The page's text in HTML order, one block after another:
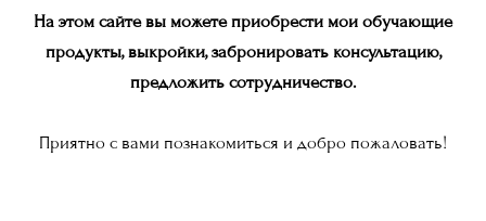
На этом сайте вы можете приобрести мои обучающие
продукты, выкройки, забронировать консультацию,
предложить сотрудничество.
Приятно с вами познакомиться и добро пожаловать!